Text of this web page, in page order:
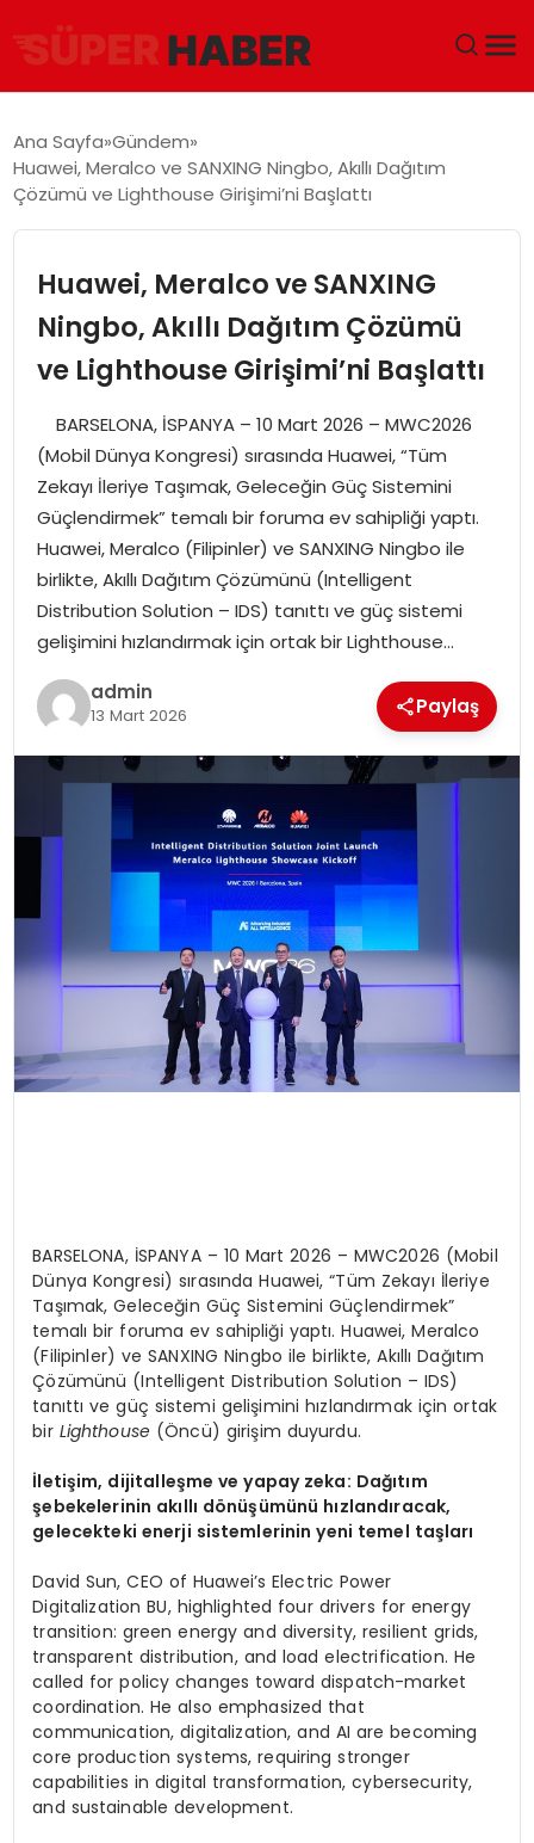
GÜNDEM
EKONOMI
MAGAZIN
SAĞLIK
SIYASET
SPOR
TEKNOLOJI
Ana Sayfa Gündem
Huawei, Meralco ve SANXING Ningbo, Akıllı Dağıtım
Çözümü ve Lighthouse Girişimi’ni Başlattı
Huawei, Meralco ve SANXING
Ningbo, Akıllı Dağıtım Çözümü
ve Lighthouse Girişimi’ni Başlattı
BARSELONA, İSPANYA – 10 Mart 2026 – MWC2026
(Mobil Dünya Kongresi) sırasında Huawei, “Tüm
Zekayı İleriye Taşımak, Geleceğin Güç Sistemini
Güçlendirmek” temalı bir foruma ev sahipliği yaptı.
Huawei, Meralco (Filipinler) ve SANXING Ningbo ile
birlikte, Akıllı Dağıtım Çözümünü (Intelligent
Distribution Solution – IDS) tanıttı ve güç sistemi
gelişimini hızlandırmak için ortak bir Lighthouse…
admin
13 Mart 2026 Paylaş
BARSELONA, İSPANYA – 10 Mart 2026 – MWC2026 (Mobil
Dünya Kongresi) sırasında Huawei, “Tüm Zekayı İleriye
Taşımak, Geleceğin Güç Sistemini Güçlendirmek”
temalı bir foruma ev sahipliği yaptı. Huawei, Meralco
(Filipinler) ve SANXING Ningbo ile birlikte, Akıllı Dağıtım
Çözümünü (Intelligent Distribution Solution – IDS)
tanıttı ve güç sistemi gelişimini hızlandırmak için ortak
bir Lighthouse (Öncü) girişim duyurdu.
İletişim, dijitalleşme ve yapay zeka: Dağıtım
şebekelerinin akıllı dönüşümünü hızlandıracak,
gelecekteki enerji sistemlerinin yeni temel taşları
David Sun, CEO of Huawei’s Electric Power
Digitalization BU, highlighted four drivers for energy
transition: green energy and diversity, resilient grids,
transparent distribution, and load electrification. He
called for policy changes toward dispatch-market
coordination. He also emphasized that
communication, digitalization, and AI are becoming
core production systems, requiring stronger
capabilities in digital transformation, cybersecurity,
and sustainable development.